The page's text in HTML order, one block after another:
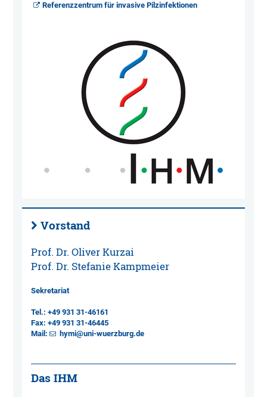
Referenzzentrum für invasive Pilzinfektionen
Vorstand
Prof. Dr. Oliver Kurzai
Prof. Dr. Stefanie Kampmeier
Sekretariat
Tel.: +49 931 31-46161
Fax: +49 931 31-46445
Mail:
hymi@uni-wuerzburg.de
Das IHM